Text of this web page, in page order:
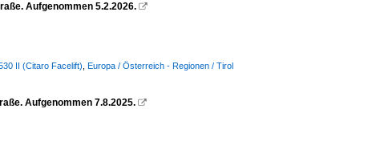
Aufgenommen 5.2.2026. 
II (Citaro Facelift) Europa / Österreich - Regionen / Tirol
Aufgenommen 7.8.2025. 